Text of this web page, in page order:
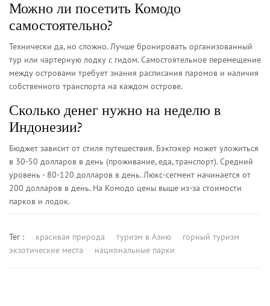
Можно ли посетить Комодо
самостоятельно?
Технически да, но сложно. Лучше бронировать организованный
тур или чартерную лодку с гидом. Самостоятельное перемещение
между островами требует знания расписания паромов и наличия
собственного транспорта на каждом острове.
Сколько денег нужно на неделю в
Индонезии?
Бюджет зависит от стиля путешествия. Бэкпэкер может уложиться
в 30-50 долларов в день (проживание, еда, транспорт). Средний
уровень - 80-120 долларов в день. Люкс-сегмент начинается от
200 долларов в день. На Комодо цены выше из-за стоимости
парков и лодок.
Тег : красивая природа туризм в Азию
горный туризм
экзотические места
национальные парки